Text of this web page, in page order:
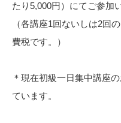
たり5,000円）にてご参加
（各講座1回ないしは2回
費税です。）
＊現在初級一日集中講座
ています。